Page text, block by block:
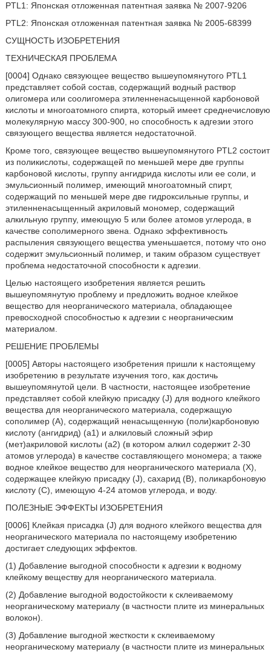
PTL1: Японская отложенная патентная заявка № 2007-9206
PTL2: Японская отложенная патентная заявка № 2005-68399
СУЩНОСТЬ ИЗОБРЕТЕНИЯ
ТЕХНИЧЕСКАЯ ПРОБЛЕМА
[0004] Однако связующее вещество вышеупомянутого PTL1
представляет собой состав, содержащий водный раствор
олигомера или соолигомера этиленненасыщенной карбоновой
кислоты и многоатомного спирта, который имеет среднечисловую
молекулярную массу 300-900, но способность к адгезии этого
связующего вещества является недостаточной.
Кроме того, связующее вещество вышеупомянутого PTL2 состоит
из поликислоты, содержащей по меньшей мере две группы
карбоновой кислоты, группу ангидрида кислоты или ее соли, и
эмульсионный полимер, имеющий многоатомный спирт,
содержащий по меньшей мере две гидроксильные группы, и
этиленненасыщенный акриловый мономер, содержащий
алкильную группу, имеющую 5 или более атомов углерода, в
качестве сополимерного звена. Однако эффективность
распыления связующего вещества уменьшается, потому что оно
содержит эмульсионный полимер, и таким образом существует
проблема недостаточной способности к адгезии.
Целью настоящего изобретения является решить
вышеупомянутую проблему и предложить водное клейкое
вещество для неорганического материала, обладающее
превосходной способностью к адгезии с неорганическим
материалом.
РЕШЕНИЕ ПРОБЛЕМЫ
[0005] Авторы настоящего изобретения пришли к настоящему
изобретению в результате изучения того, как достичь
вышеупомянутой цели. В частности, настоящее изобретение
представляет собой клейкую присадку (J) для водного клейкого
вещества для неорганического материала, содержащую
сополимер (A), содержащий ненасыщенную (поли)карбоновую
кислоту (ангидрид) (a1) и алкиловый сложный эфир
(мет)акриловой кислоты (a2) (в котором алкил содержит 2-30
атомов углерода) в качестве составляющего мономера; а также
водное клейкое вещество для неорганического материала (X),
содержащее клейкую присадку (J), сахарид (B), поликарбоновую
кислоту (C), имеющую 4-24 атомов углерода, и воду.
ПОЛЕЗНЫЕ ЭФФЕКТЫ ИЗОБРЕТЕНИЯ
[0006] Клейкая присадка (J) для водного клейкого вещества для
неорганического материала по настоящему изобретению
достигает следующих эффектов.
(1) Добавление выгодной способности к адгезии к водному
клейкому веществу для неорганического материала.
(2) Добавление выгодной водостойкости к склеиваемому
неорганическому материалу (в частности плите из минеральных
волокон).
(3) Добавление выгодной жесткости к склеиваемому
неорганическому материалу (в частности плите из минеральных